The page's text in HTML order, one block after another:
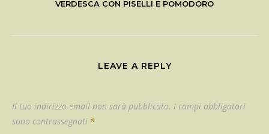
VERDESCA CON PISELLI E POMODORO
LEAVE A REPLY
Il tuo indirizzo email non sarà pubblicato. I campi obbligatori
sono contrassegnati *